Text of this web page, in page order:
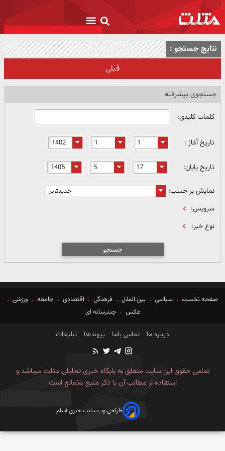
نتایج جستجو :
قبلی
جستجوی پیشرفته
کلمات کلیدی:
تاریخ آغاز :
تاریخ پایان:
نمایش بر حسب:
سرویس:
نوع خبر:
جستجو
صفحه نخست سیاسی بین الملل فرهنگی اقتصادی جامعه
ورزشی
عکس
چندرسانه ای
درباره ما تماس باما پیوندها تبلیغات
تمامی حقوق این سایت متعلق به پایگاه خبری تحلیلی مثلث میباشد و
استفاده از مطالب آن با ذکر منبع بلامانع است
طراحی وب سایت خبری آسام